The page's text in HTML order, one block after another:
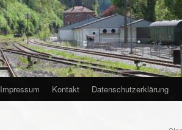
Impressum Kontakt Datenschutzerklärung